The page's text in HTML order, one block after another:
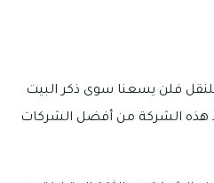
فلن يسعنا سوى ذكر البيت
هذه الشركة من أفضل الشركات